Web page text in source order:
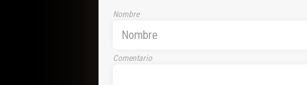
Nombre
Comentario